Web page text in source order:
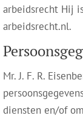
arbeidsrecht Hij
arbeidsrecht.nl.
Mr. J. F. R.
diensten en/of